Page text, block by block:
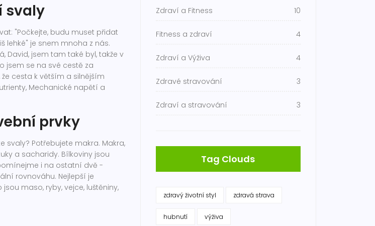
svaly
"Počkejte, budu muset přidat
lehké" je snem mnoha z nás.
David, jsem tam také byl, takže v
jsem se na své cestě za
cesta k větším a silnějším
Mechanické napětí a
prvky
svaly? Potřebujete makra. Makra,
a sacharidy. Bílkoviny jsou
i na ostatní dvě -
rovnováhu. Nejlepší je
maso, ryby, vejce, luštěniny,
Zdraví a Fitness 10
Fitness a zdraví 4
Zdraví a Výživa 4
Zdravé stravování 3
Zdraví a stravování 3
Tag Clouds
zdravý životní styl zdravá strava
hubnutí výživa